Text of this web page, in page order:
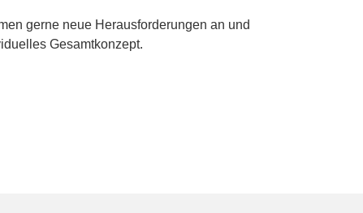
gerne neue Herausforderungen an und
Gesamtkonzept.